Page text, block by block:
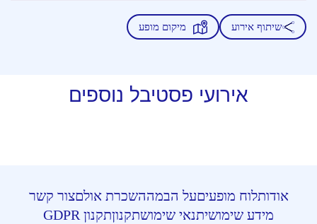
שיתוף אירוע מיקום מופע
אירועי פסטיבל נוספים
אודותלוח מופעיםעל הבמההשכרת אולםצור קשר
מידע שימושיתנאי שימושתקנוןתקנון GDPR